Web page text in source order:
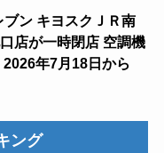
ブン キヨスクＪＲ南
店が一時閉店 空調機
年7月18日から
ング